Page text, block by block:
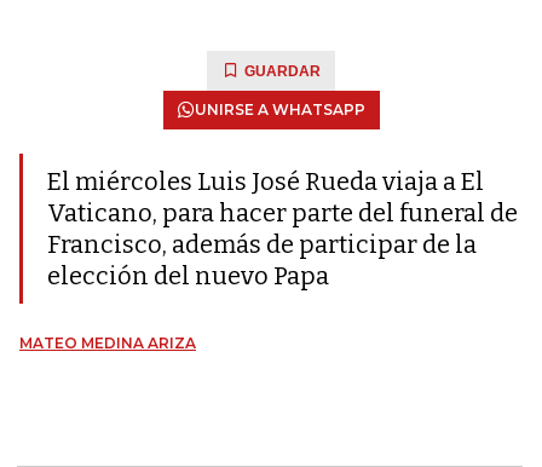
GUARDAR
UNIRSE A WHATSAPP
El miércoles Luis José Rueda viaja a El
Vaticano, para hacer parte del funeral de
Francisco, además de participar de la
elección del nuevo Papa
MATEO MEDINA ARIZA